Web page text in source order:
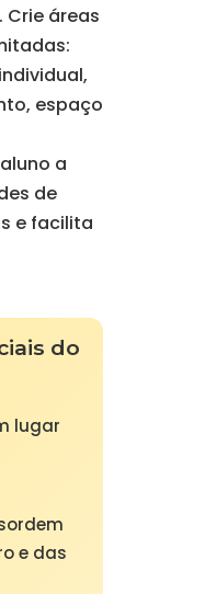
áreas
espaço
a
de
e facilita
do
lugar
e das